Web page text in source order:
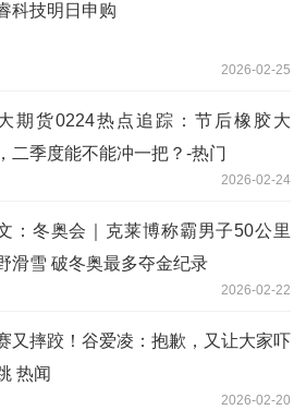
科技明日申购
2026-02-25
期货0224热点追踪：节后橡胶大
二季度能不能冲一把？-热门
2026-02-24
：冬奥会｜克莱博称霸男子50公里
滑雪 破冬奥最多夺金纪录
2026-02-22
又摔跤！谷爱凌：抱歉，又让大家吓
热闻
2026-02-20